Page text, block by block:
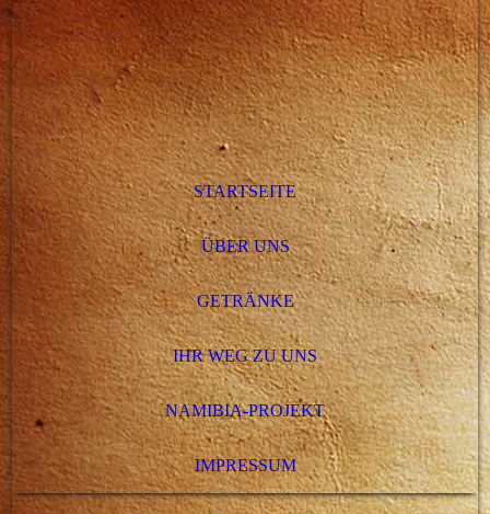
STARTSEITE
ÜBER UNS
GETRÄNKE
IHR WEG ZU UNS
NAMIBIA-PROJEKT
IMPRESSUM